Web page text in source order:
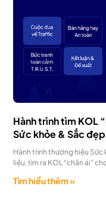
Hành trình tìm KOL
Sức khỏe & Sắc
Hành trình thương hiệu Sức
liệu, tìm ra KOL “chân ái”
Tìm hiểu thêm »